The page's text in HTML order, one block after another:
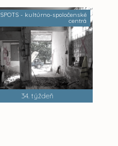
SPOTS - kultúrno-spoločenské
centrá
34. týždeň